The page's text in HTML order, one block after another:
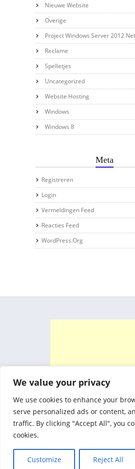
We value your privacy
We use cookies to enhance your
serve personalized ads or content,
traffic. By clicking "Accept All", you
cookies.
Customize Reject All
Nieuwe Website
Overige
Project Windows Server 2012
Reclame
Spelletjes
Uncategorized
Website Hosting
Windows
Windows 8
Meta
Registreren
Login
Vermeldingen Feed
Reacties Feed
WordPress.org
Biznez Theme By